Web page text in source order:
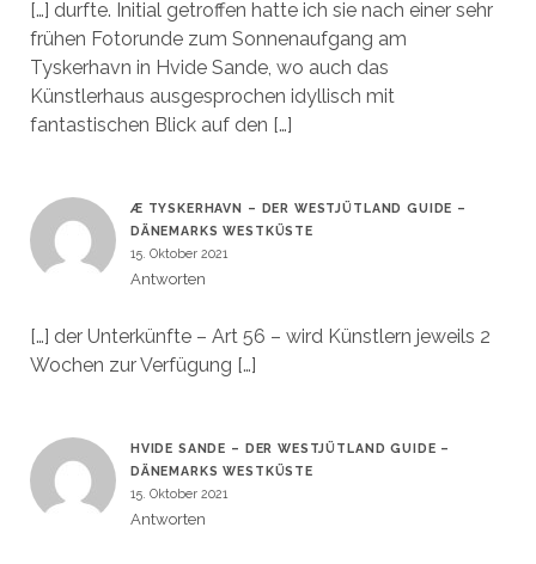
[…] durfte. Initial getroffen hatte ich sie nach einer sehr
frühen Fotorunde zum Sonnenaufgang am
Tyskerhavn in Hvide Sande, wo auch das
Künstlerhaus ausgesprochen idyllisch mit
fantastischen Blick auf den […]
Æ TYSKERHAVN – DER WESTJÜTLAND GUIDE –
DÄNEMARKS WESTKÜSTE
15. Oktober 2021
Antworten
[…] der Unterkünfte – Art 56 – wird Künstlern jeweils 2
Wochen zur Verfügung […]
HVIDE SANDE – DER WESTJÜTLAND GUIDE –
DÄNEMARKS WESTKÜSTE
15. Oktober 2021
Antworten